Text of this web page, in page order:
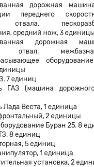
дорожная
переднего
отвала,
средний нож, 3 единицы
дорожная
отвал,
7 единиц
ГАЗ (машина
Лада Веста, 1 единица
2 единицы
Буран 25, 8
8 единиц
5 единиц
1 единица
установка, 2